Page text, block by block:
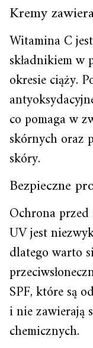
Kremy
Witamina C
składnikiem w
okresie ciąży.
co pomaga w
skórnych oraz
skóry.
Bezpieczne
Ochrona
UV jest
dlatego warto
SPF, które są
i nie zawierają
chemicznych.